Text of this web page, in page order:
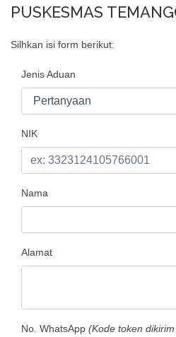
PUSKESMAS
Silhkan isi form berikut:
Jenis Aduan
NIK
Nama
Alamat
No. WhatsApp (Kode token